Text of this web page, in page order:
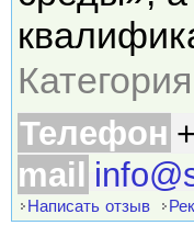
Телефон
mail
Написать отзыв